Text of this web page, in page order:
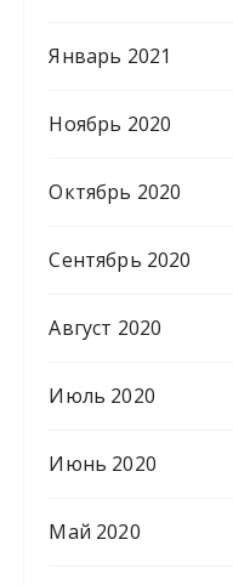
Январь 2021
Ноябрь 2020
Октябрь 2020
Сентябрь 2020
Август 2020
Июль 2020
Июнь 2020
Май 2020